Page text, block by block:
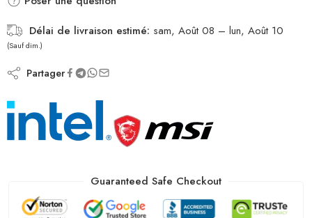
Délai de livraison estimé: sam, Août 08 – lun, Août 10
(Sauf dim.)
Partager
Guaranteed Safe Checkout